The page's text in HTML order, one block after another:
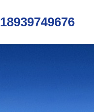
18939749676